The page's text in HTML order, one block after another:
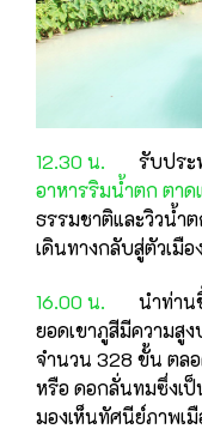
12.30 น. รับประท
อาหารริมน้ำตก ตาด
ธรรมชาติและวิวน้ำ
เดินทางกลับสู่ตัวเมือ
16.00 น. นำท่านขึ้
ยอดเขาภูสีมีความสู
จำนวน 328 ขั้น ตล
หรือ ดอกลั่นทมซึ่งเ
มองเห็นทัศนีย์ภาพเ